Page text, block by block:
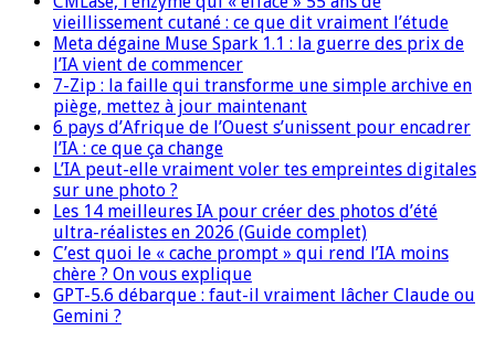
vieillissement cutané : ce que dit vraiment l’étude
Meta dégaine Muse Spark 1.1 : la guerre des prix de
l’IA vient de commencer
7-Zip : la faille qui transforme une simple archive en
piège, mettez à jour maintenant
6 pays d’Afrique de l’Ouest s’unissent pour encadrer
l’IA : ce que ça change
L’IA peut-elle vraiment voler tes empreintes digitales
sur une photo ?
Les 14 meilleures IA pour créer des photos d’été
ultra-réalistes en 2026 (Guide complet)
C’est quoi le « cache prompt » qui rend l’IA moins
chère ? On vous explique
GPT-5.6 débarque : faut-il vraiment lâcher Claude ou
Gemini ?